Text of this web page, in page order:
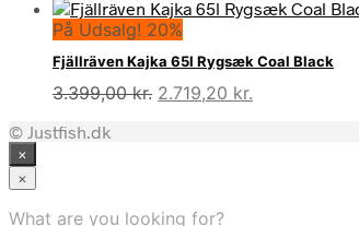
oprindelige
pris
var:
799,00 kr..
aktuelle
699,00 kr..
På Udsalg! 20%
Fjällräven Kajka 65l Rygsæk Coal Black
3.399,00kr. Den
2.719,20 kr.
© Justfish.dk
×
×
What are you looking for?